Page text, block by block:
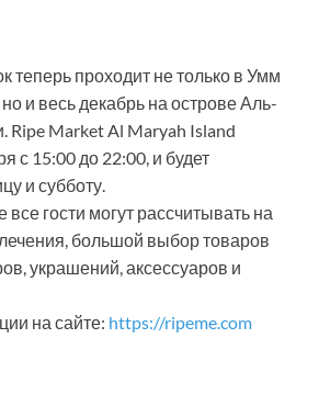
теперь проходит не только в Умм
и весь декабрь на острове Аль-
Ripe Market Al Maryah Island
с 15:00 до 22:00, и будет
и субботу.
гости могут рассчитывать на
большой выбор товаров
украшений, аксессуаров и
на сайте: https://ripeme.com